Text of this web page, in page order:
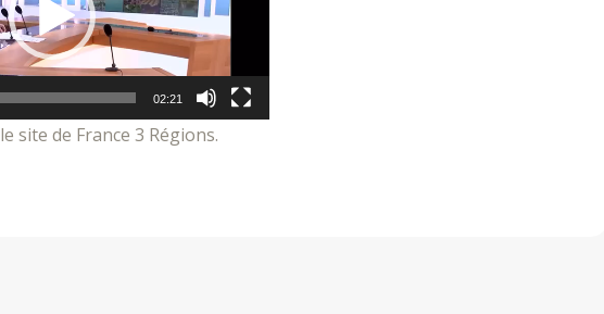
02:21
le site de France 3 Régions.